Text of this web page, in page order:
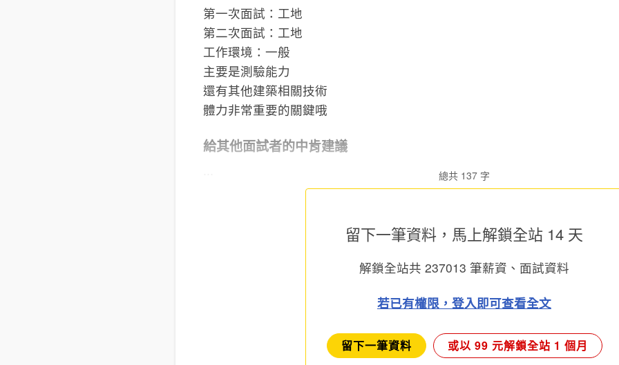
第一次面試：工地
第二次面試：工地
工作環境：一般
主要是測驗能力
還有其他建築相關技術
體力非常重要的關鍵哦
給其他面試者的中肯建議
總共 137 字
留下一筆資料，馬上解鎖全站 14 天
解鎖全站共 237013 筆薪資、面試資料
若已有權限，登入即可查看全文
留下一筆資料 或以 99 元解鎖全站 1 個月